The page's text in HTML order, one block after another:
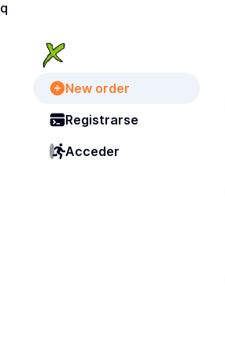
q
New order
Registrarse
Acceder